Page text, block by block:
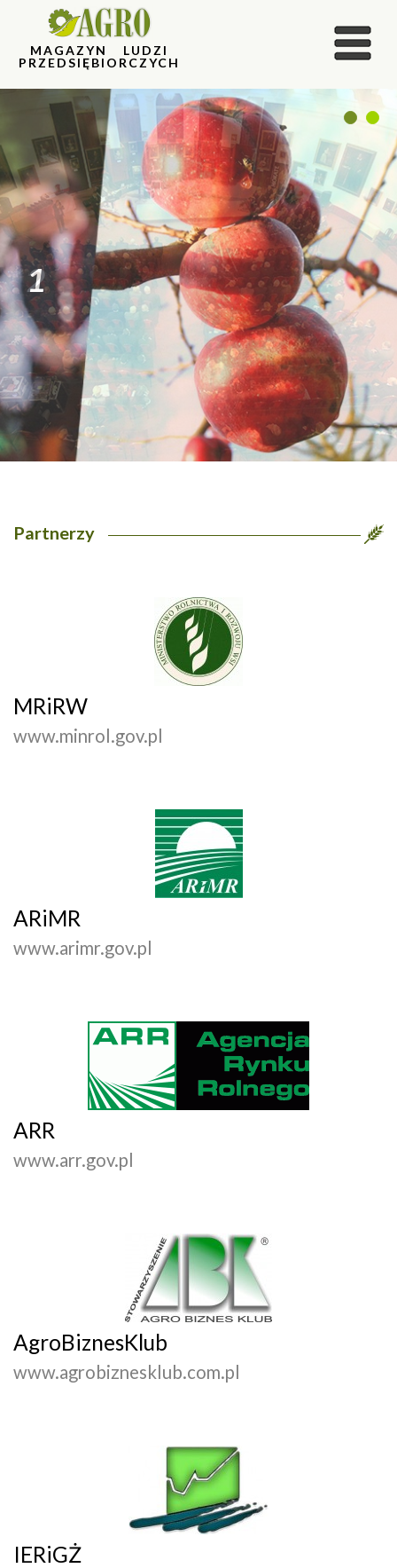
MAGAZYN LUDZI
PRZEDSIĘBIORCZYCH
2
1 2
Partnerzy
MRiRW
www.minrol.gov.pl
ARiMR
www.arimr.gov.pl
ARR
www.arr.gov.pl
AgroBiznesKlub
www.agrobiznesklub.com.pl
IERiGŻ